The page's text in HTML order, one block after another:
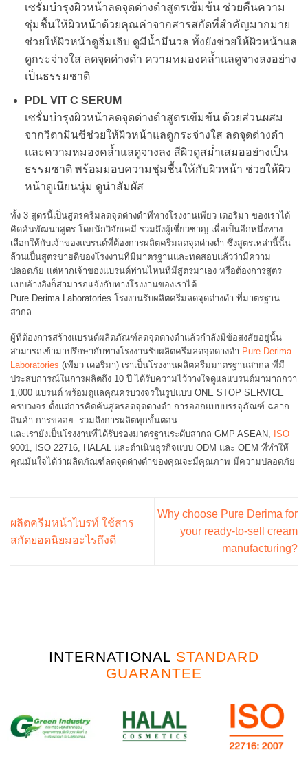
เซรั่มบำรุงผิวหน้าลดจุดด่างดำสูตรเข้มข้น ช่วยคืนความ
ชุ่มชื้นให้ผิวหน้าด้วยคุณค่าจากสารสกัดที่สำคัญมากมาย
ช่วยให้ผิวหน้าดูอิ่มเอิบ ดูมีน้ำมีนวล ทั้งยังช่วยให้ผิวหน้าแล
ดูกระจ่างใส ลดจุดด่างดำ ความหมองคล้ำแลดูจางลงอย่าง
เป็นธรรมชาติ
PDL VIT C SERUM
เซรั่มบำรุงผิวหน้าลดจุดด่างดำสูตรเข้มข้น ด้วยส่วนผสม
จากวิตามินซีช่วยให้ผิวหน้าแลดูกระจ่างใส ลดจุดด่างดำ
และความหมองคล้ำแลดูจางลง สีผิวดูสม่ำเสมออย่างเป็น
ธรรมชาติ พร้อมมอบความชุ่มชื้นให้กับผิวหน้า ช่วยให้ผิว
หน้าดูเนียนนุ่ม ดูน่าสัมผัส
ทั้ง 3 สูตรนี้เป็นสูตรครีมลดจุดด่างดำที่ทางโรงงานเพียว เดอริมา ของเราได้
คิดค้นพัฒนาสูตร โดยนักวิจัยเคมี รวมถึงผู้เชี่ยวชาญ เพื่อเป็นอีกหนึ่งทาง
เลือกให้กับเจ้าของแบรนด์ที่ต้องการผลิตครีมลดจุดด่างดำ ซึ่งสูตรเหล่านี้นั้น
ล้วนเป็นสูตรขายดีของโรงงานที่มีมาตรฐานและทดสอบแล้วว่ามีความ
ปลอดภัย แต่หากเจ้าของแบรนด์ท่านไหนที่มีสูตรมาเอง หรือต้องการสูตร
แบบอ้างอิงก็สามารถแจ้งกับทางโรงงานของเราได้
Pure Derima Laboratories โรงงานรับผลิตครีมลดจุดด่างดำ ที่มาตรฐาน
สากล
ผู้ที่ต้องการสร้างแบรนด์ผลิตภัณฑ์ลดจุดด่างดำแล้วกำลังมีข้อสงสัยอยู่นั้น
สามารถเข้ามาปรึกษากับทางโรงงานรับผลิตครีมลดจุดด่างดำ Pure Derima
Laboratories (เพียว เดอริมา) เราเป็นโรงงานผลิตครีมมาตรฐานสากล ที่มี
ประสบการณ์ในการผลิตถึง 10 ปี ได้รับความไว้วางใจดูแลแบรนด์มามากกว่า
1,000 แบรนด์ พร้อมดูแลคุณครบวงจรในรูปแบบ ONE STOP SERVICE
ครบวงจร ตั้งแต่การคิดค้นสูตรลดจุดด่างดำ การออกแบบบรรจุภัณฑ์ ฉลาก
สินค้า การขออย. รวมถึงการผลิตทุกขั้นตอน
และเรายังเป็นโรงงานที่ได้รับรองมาตรฐานระดับสากล GMP ASEAN, ISO
9001, ISO 22716, HALAL และดำเนินธุรกิจแบบ ODM และ OEM ที่ทำให้
คุณมั่นใจได้ว่าผลิตภัณฑ์ลดจุดด่างดำของคุณจะมีคุณภาพ มีความปลอดภัย
ผลิตครีมหน้าไบรท์ ใช้สาร
สกัดยอดนิยมอะไรถึงดี
Why choose Pure Derima for
your ready-to-sell cream
manufacturing?
INTERNATIONAL
STANDARD
GUARANTEE